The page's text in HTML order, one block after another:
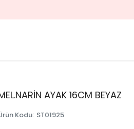
AYAK 16CM BEYAZ
Kodu: ST01925